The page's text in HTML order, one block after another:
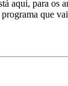
aqui, para os
que vai